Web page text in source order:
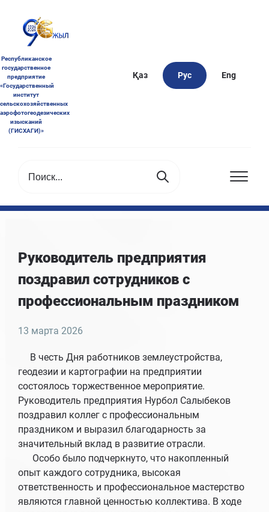
Республиканское
государственное
предприятие
«Государственный
институт
сельскохозяйственных
аэрофотогеодезических
изысканий
(ГИСХАГИ)»
Қаз Рус Eng
Руководитель предприятия
поздравил сотрудников с
профессиональным праздником
13 марта 2026
В честь Дня работников землеустройства,
геодезии и картографии на предприятии
состоялось торжественное мероприятие.
Руководитель предприятия Нурбол Салыбеков
поздравил коллег с профессиональным
праздником и выразил благодарность за
значительный вклад в развитие отрасли.
Особо было подчеркнуто, что накопленный
опыт каждого сотрудника, высокая
ответственность и профессиональное мастерство
являются главной ценностью коллектива. В ходе